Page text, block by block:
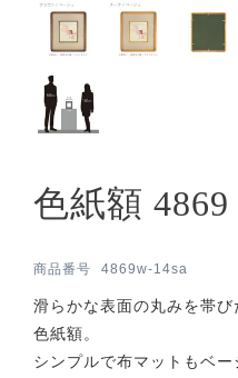
色紙額
商品番号 4869w-14sa
滑らかな表面の丸みを帯
色紙額。
シンプルで布マットもベ